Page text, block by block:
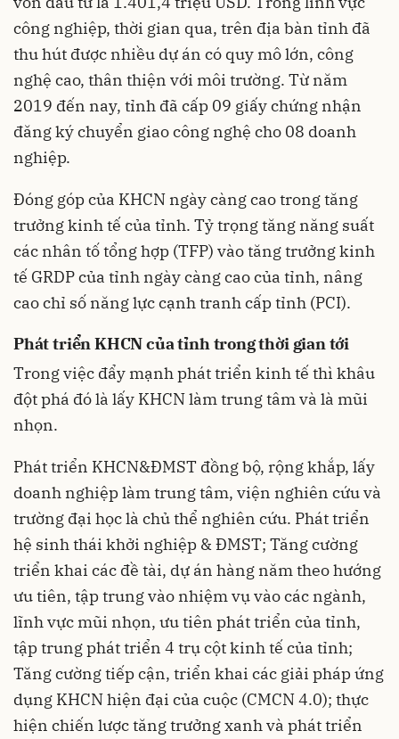
công nghiệp, thời gian qua, trên địa bàn tỉnh đã
thu hút được nhiều dự án có quy mô lớn, công
nghệ cao, thân thiện với môi trường. Từ năm
2019 đến nay, tỉnh đã cấp 09 giấy chứng nhận
đăng ký chuyển giao công nghệ cho 08 doanh
nghiệp.
Đóng góp của KHCN ngày càng cao trong tăng
trưởng kinh tế của tỉnh. Tỷ trọng tăng năng suất
các nhân tố tổng hợp (TFP) vào tăng trưởng kinh
tế GRDP của tỉnh ngày càng cao của tỉnh, nâng
cao chỉ số năng lực cạnh tranh cấp tỉnh (PCI).
Phát triển KHCN của tỉnh trong thời gian tới
Trong việc đẩy mạnh phát triển kinh tế thì khâu
đột phá đó là lấy KHCN làm trung tâm và là mũi
nhọn.
Phát triển KHCN&ĐMST đồng bộ, rộng khắp, lấy
doanh nghiệp làm trung tâm, viện nghiên cứu và
trường đại học là chủ thể nghiên cứu. Phát triển
hệ sinh thái khởi nghiệp & ĐMST; Tăng cường
triển khai các đề tài, dự án hàng năm theo hướng
ưu tiên, tập trung vào nhiệm vụ vào các ngành,
lĩnh vực mũi nhọn, ưu tiên phát triển của tỉnh,
tập trung phát triển 4 trụ cột kinh tế của tỉnh;
Tăng cường tiếp cận, triển khai các giải pháp ứng
dụng KHCN hiện đại của cuộc (CMCN 4.0); thực
hiện chiến lược tăng trưởng xanh và phát triển